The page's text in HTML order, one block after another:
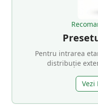
Pentru intrarea
distribuție
Vezi